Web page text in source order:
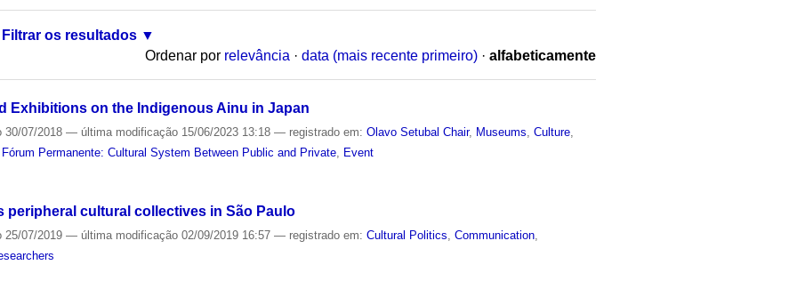
Filtrar os resultados
Ordenar por relevância · data (mais recente primeiro) · alfabeticamente
Exhibitions on the Indigenous Ainu in Japan
30/07/2018— última modificação 15/06/2023 13:18— registrado em:Olavo Setubal Chair, Museums ,Culture
Fórum Permanente: Cultural System Between Public and Private Event
peripheral cultural collectives in São Paulo
25/07/2019— última modificação 02/09/2019 16:57— registrado em:Cultural Politics ,Communication